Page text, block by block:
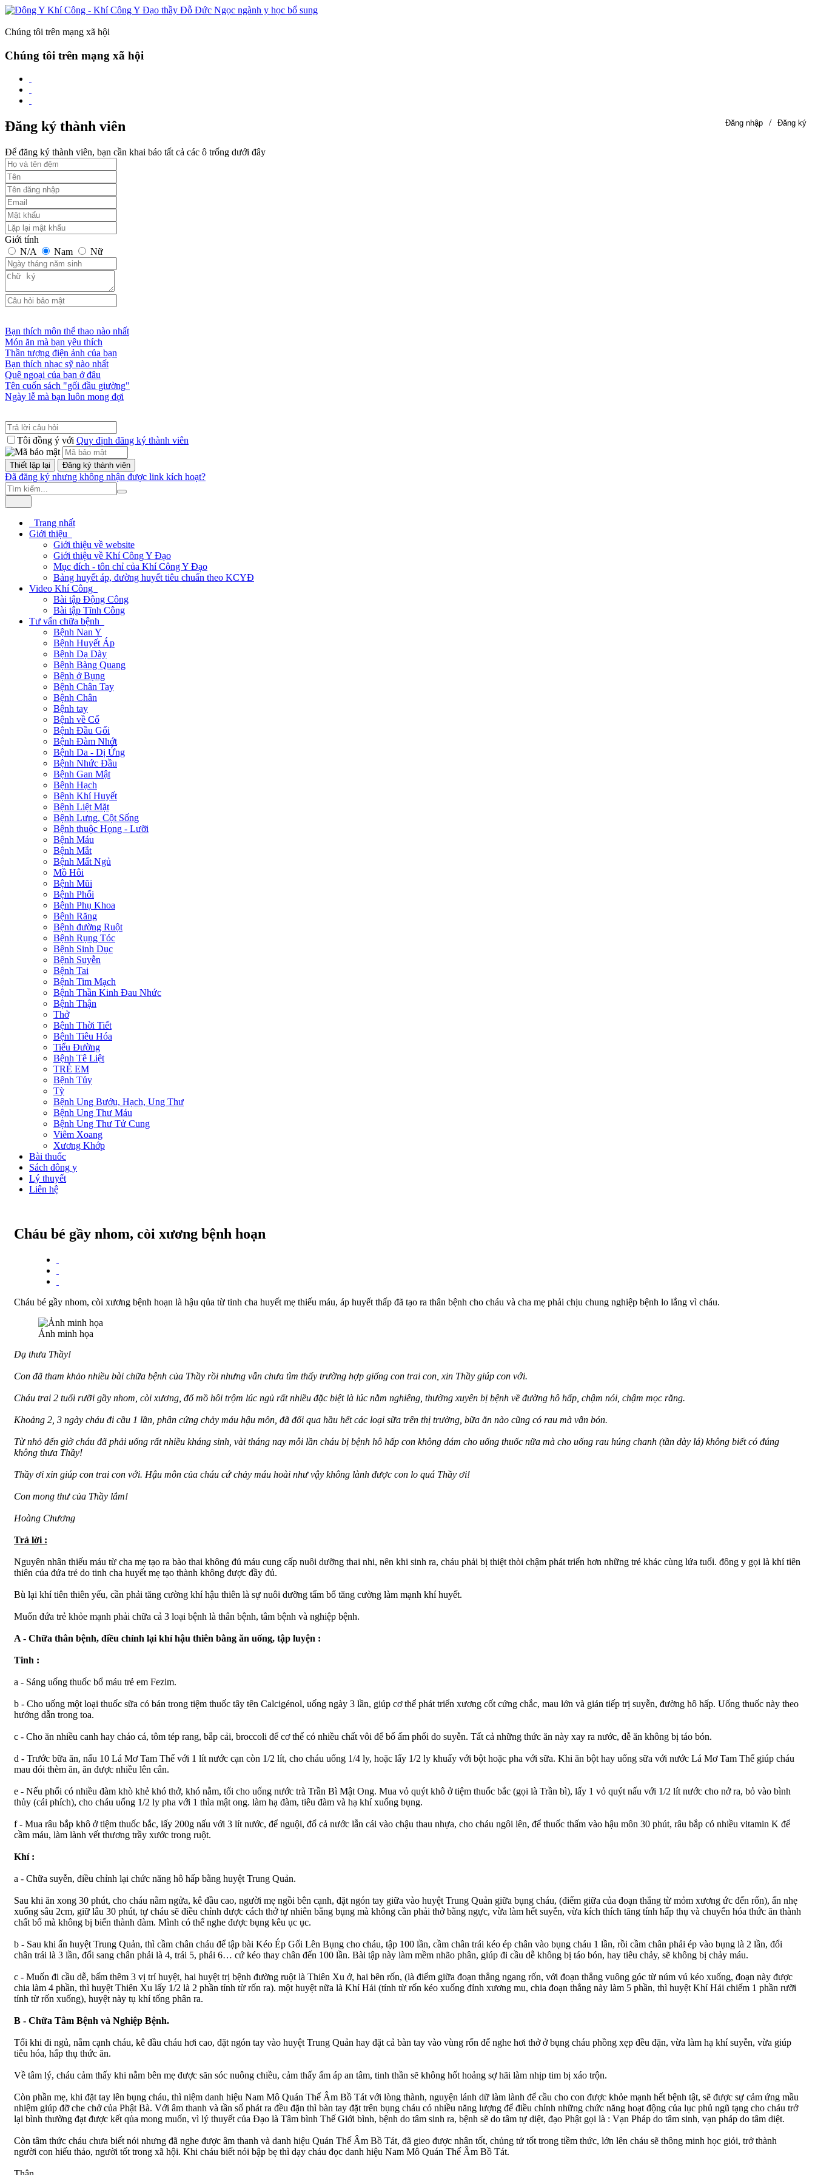
Chúng tôi trên mạng xã hội
Chúng tôi trên mạng xã hội
Đăng nhập / Đăng ký
Đăng ký thành viên
Để đăng ký thành viên, bạn cần khai báo tất cả các ô trống dưới đây
Giới tính
N/A
Nam Nữ
Bạn thích môn thể thao nào nhất
Món ăn mà bạn yêu thích
Thần tượng điện ảnh của bạn
Bạn thích nhạc sỹ nào nhất
Quê ngoại của bạn ở đâu
Tên cuốn sách "gối đầu giường"
Ngày lễ mà bạn luôn mong đợi
Tôi đồng ý với Quy định đăng ký thành viên
Đã đăng ký nhưng không nhận được link kích hoạt?
Trang nhất
Giới thiệu
Giới thiệu về website
Giới thiệu về Khí Công Y Đạo
Mục đích - tôn chỉ của Khí Công Y Đạo
Bảng huyết áp, đường huyết tiêu chuẩn theo KCYĐ
Video Khí Công
Bài tập Động Công
Bài tập Tĩnh Công
Tư vấn chữa bệnh
Bệnh Nan Y
Bệnh Huyết Áp
Bệnh Dạ Dày
Bệnh Bàng Quang
Bệnh ở Bụng
Bệnh Chân Tay
Bệnh Chân
Bệnh tay
Bệnh về Cổ
Bệnh Đầu Gối
Bệnh Đàm Nhớt
Bệnh Da - Dị Ứng
Bệnh Nhức Đầu
Bệnh Gan Mật
Bệnh Hạch
Bệnh Khí Huyết
Bệnh Liệt Mặt
Bệnh Lưng, Cột Sống
Bệnh thuộc Họng - Lưỡi
Bệnh Máu
Bệnh Mắt
Bệnh Mất Ngủ
Mồ Hôi
Bệnh Mũi
Bệnh Phổi
Bệnh Phụ Khoa
Bệnh Răng
Bệnh đường Ruột
Bệnh Rụng Tóc
Bệnh Sinh Dục
Bệnh Suyễn
Bệnh Tai
Bệnh Tim Mạch
Bệnh Thần Kinh Đau Nhức
Bệnh Thận
Thở
Bệnh Thời Tiết
Bệnh Tiêu Hóa
Tiểu Đường
Bệnh Tê Liệt
TRẺ EM
Bệnh Tủy
Tỳ
Bệnh Ung Bướu, Hạch, Ung Thư
Bệnh Ung Thư Máu
Bệnh Ung Thư Tử Cung
Viêm Xoang
Xương Khớp
Bài thuốc
Sách đông y
Lý thuyết
Liên hệ
Cháu bé gầy nhom, còi xương bệnh hoạn
Cháu bé gầy nhom, còi xương bệnh hoạn là hậu qủa từ tinh cha huyết mẹ thiếu máu, áp huyết thấp đã tạo ra thân bệnh cho cháu và cha mẹ phải chịu chung nghiệp bệnh lo lắng vì cháu.
Ảnh minh họa
Dạ thưa Thầy!
Con đã tham khảo nhiều bài chữa bệnh của Thầy rồi nhưng vẫn chưa tìm thấy trường hợp giống con trai con, xin Thầy giúp con với.
Cháu trai 2 tuổi rưỡi gầy nhom, còi xương, đổ mồ hôi trộm lúc ngủ rất nhiều đặc biệt là lúc nằm nghiêng, thường xuyên bị bệnh về đường hô hấp, chậm nói, chậm mọc răng.
Khoảng 2, 3 ngày cháu đi cầu 1 lần, phân cứng chảy máu hậu môn, đã đổi qua hầu hết các loại sữa trên thị trường, bữa ăn nào cũng có rau mà vẫn bón.
Từ nhỏ đến giờ cháu đã phải uống rất nhiều kháng sinh, vài tháng nay mỗi lần cháu bị bệnh hô hấp con không dám cho uống thuốc nữa mà cho uống rau húng chanh (tần dày lá) không biết có đúng
không thưa Thầy!
Thầy ơi xin giúp con trai con với. Hậu môn của cháu cứ chảy máu hoài như vậy không lành được con lo quá Thầy ơi!
Con mong thư của Thầy lắm!
Hoàng Chương
Trả lời :
Nguyên nhân thiếu máu từ cha mẹ tạo ra bào thai không đủ máu cung cấp nuôi dưỡng thai nhi, nên khi sinh ra, cháu phải bị thiệt thòi chậm phát triển hơn những trẻ khác cùng lứa tuổi. đông y gọi là khí tiên
thiên của đứa trẻ do tinh cha huyết mẹ tạo thành không được đầy đủ.
Bù lại khí tiên thiên yếu, cần phải tăng cường khí hậu thiên là sự nuôi dưỡng tẩm bổ tăng cường làm mạnh khí huyết.
Muốn đứa trẻ khỏe mạnh phải chữa cả 3 loại bệnh là thân bệnh, tâm bệnh và nghiệp bệnh.
A - Chữa thân bệnh, điều chỉnh lại khí hậu thiên bằng ăn uống, tập luyện :
Tinh :
a - Sáng uống thuốc bổ máu trẻ em Fezim.
b - Cho uống một loại thuốc sữa có bán trong tiệm thuốc tây tên Calcigénol, uống ngày 3 lần, giúp cơ thể phát triển xương cốt cứng chắc, mau lớn và gián tiếp trị suyễn, đường hô hấp. Uống thuốc này theo
hướng dẫn trong toa.
c - Cho ăn nhiều canh hay cháo cá, tôm tép rang, bắp cải, broccoli để cơ thể có nhiều chất vôi để bổ ấm phổi do suyễn. Tất cả những thức ăn này xay ra nước, dễ ăn không bị táo bón.
d - Trước bữa ăn, nấu 10 Lá Mơ Tam Thể với 1 lít nước cạn còn 1/2 lít, cho cháu uống 1/4 ly, hoặc lấy 1/2 ly khuấy với bột hoặc pha với sữa. Khi ăn bột hay uống sữa với nước Lá Mơ Tam Thể giúp cháu
mau đói thèm ăn, ăn được nhiều lên cân.
e - Nếu phổi có nhiều đàm khò khẻ khó thở, khó nằm, tối cho uống nước trà Trần Bì Mật Ong. Mua vỏ quýt khô ở tiệm thuốc bắc (gọi là Trần bì), lấy 1 vỏ quýt nấu với 1/2 lít nước cho nở ra, bỏ vào bình
thủy (cái phích), cho cháu uống 1/2 ly pha với 1 thìa mật ong. làm hạ đàm, tiêu đàm và hạ khí xuống bụng.
f - Mua râu bắp khô ở tiệm thuốc bắc, lấy 200g nấu với 3 lít nước, để nguội, đổ cả nước lẫn cái vào chậu thau nhựa, cho cháu ngôi lên, để thuốc thấm vào hậu môn 30 phút, râu bắp có nhiều vitamin K để
cầm máu, làm lành vết thương trầy xước trong ruột.
Khí :
a - Chữa suyễn, điều chỉnh lại chức năng hô hấp bằng huyệt Trung Quản.
Sau khi ăn xong 30 phút, cho cháu nằm ngửa, kê đầu cao, người mẹ ngồi bên cạnh, đặt ngón tay giữa vào huyệt Trung Quản giữa bụng cháu, (điểm giữa của đoạn thẳng từ mỏm xương ức đến rốn), ấn nhẹ
xuống sâu 2cm, giữ lâu 30 phút, tự cháu sẽ điều chỉnh được cách thở tự nhiên bằng bụng mà không cần phải thở bằng ngực, vừa làm hết suyễn, vừa kích thích tăng tính hấp thụ và chuyển hóa thức ăn thành
chất bổ mà không bị biến thành đàm. Mình có thể nghe được bụng kêu ục ục.
b - Sau khi ấn huyệt Trung Quản, thì cầm chân cháu để tập bài Kéo Ép Gối Lên Bụng cho cháu, tập 100 lần, cầm chân trái kéo ép chân vào bụng cháu 1 lần, rồi cầm chân phải ép vào bụng là 2 lần, đổi
chân trái là 3 lần, đổi sang chân phải là 4, trái 5, phải 6… cứ kéo thay chân đến 100 lần. Bài tập này làm mềm nhão phân, giúp đi cầu dễ không bị táo bón, hay tiêu chảy, sẽ không bị chảy máu.
c - Muốn đi cầu dễ, bấm thêm 3 vị trí huyệt, hai huyệt trị bệnh đường ruột là Thiên Xu ở, hai bên rốn, (là điểm giữa đoạn thẳng ngang rốn, với đoạn thẳng vuông góc từ núm vú kéo xuống, đoạn này được
chia làm 4 phần, thì huyệt Thiên Xu lấy 1/2 là 2 phần tính từ rốn ra). một huyệt nữa là Khí Hải (tính từ rốn kéo xuống đỉnh xương mu, chia đoạn thẳng này làm 5 phần, thì huyệt Khí Hải chiếm 1 phần rưỡi
tính từ rốn xuống), huyệt này tụ khí tống phân ra.
B - Chữa Tâm Bệnh và Nghiệp Bệnh.
Tối khi đi ngủ, nằm cạnh cháu, kê đầu cháu hơi cao, đặt ngón tay vào huyệt Trung Quản hay đặt cả bàn tay vào vùng rốn để nghe hơi thở ở bụng cháu phồng xẹp đều đặn, vừa làm hạ khí suyễn, vừa giúp
tiêu hóa, hấp thụ thức ăn.
Về tâm lý, cháu cảm thấy khi nằm bên mẹ được săn sóc nuông chiều, cảm thấy ấm áp an tâm, tinh thần sẽ không hốt hoảng sợ hãi làm nhịp tim bị xáo trộn.
Còn phần mẹ, khi đặt tay lên bụng cháu, thì niệm danh hiệu Nam Mô Quán Thế Âm Bồ Tát với lòng thành, nguyện lánh dữ làm lành để cầu cho con được khỏe mạnh hết bệnh tật, sẽ được sự cảm ứng mầu
nhiệm giúp đỡ che chở của Phật Bà. Với âm thanh và tần số phát ra đều đặn thì bàn tay đặt trên bụng cháu có nhiều năng lượng để điều chỉnh những chức năng hoạt động của lục phủ ngũ tạng cho cháu trở
lại bình thường đạt được kết qủa mong muốn, vì lý thuyết của Đạo là Tâm bình Thế Giới bình, bệnh do tâm sinh ra, bệnh sẽ do tâm tự diệt, đạo Phật gọi là : Vạn Pháp do tâm sinh, vạn pháp do tâm diệt.
Còn tâm thức cháu chưa biết nói nhưng đã nghe được âm thanh và danh hiệu Quán Thế Âm Bồ Tát, đã gieo được nhân tốt, chủng tử tốt trong tiềm thức, lớn lên cháu sẽ thông minh học giỏi, trở thành
người con hiếu thảo, người tốt trong xã hội. Khi cháu biết nói bập bẹ thì dạy cháu đọc danh hiệu Nam Mô Quán Thế Âm Bồ Tát.